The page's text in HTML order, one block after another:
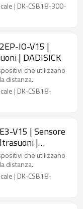
| DK-CSB18-300-
IO-V15 |
| DADISICK
che utilizzano
distanza.
| DK-CSB18-
V15 | Sensore
|
che utilizzano
distanza.
| DK-CSB18-